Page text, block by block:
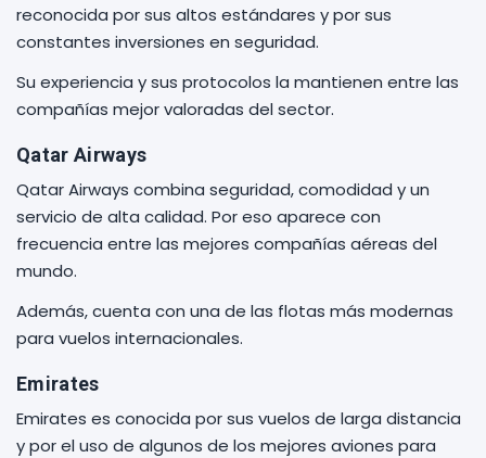
reconocida por sus altos estándares y por sus
constantes inversiones en seguridad.
Su experiencia y sus protocolos la mantienen entre las
compañías mejor valoradas del sector.
Qatar Airways
Qatar Airways combina seguridad, comodidad y un
servicio de alta calidad. Por eso aparece con
frecuencia entre las mejores compañías aéreas del
mundo.
Además, cuenta con una de las flotas más modernas
para vuelos internacionales.
Emirates
Emirates es conocida por sus vuelos de larga distancia
y por el uso de algunos de los mejores aviones para